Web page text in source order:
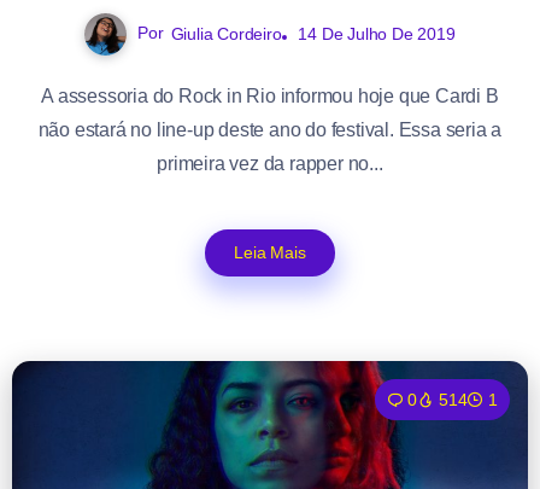
Por Giulia Cordeiro 14 De Julho De 2019
A assessoria do Rock in Rio informou hoje que Cardi B
não estará no line-up deste ano do festival. Essa seria a
primeira vez da rapper no...
Leia Mais
0 514 1